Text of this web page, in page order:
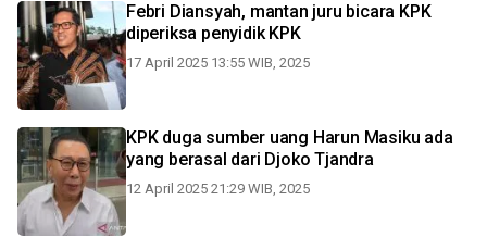
Febri Diansyah, mantan juru bicara KPK
diperiksa penyidik KPK
17 April 2025 13:55 WIB, 2025
KPK duga sumber uang Harun Masiku ada
yang berasal dari Djoko Tjandra
12 April 2025 21:29 WIB, 2025